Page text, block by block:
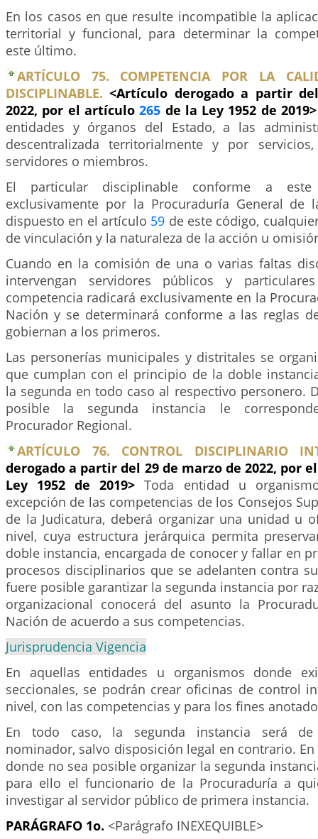
En los casos en que resulte incompatible la
territorial y funcional, para determinar la
este último.
ARTÍCULO 75. COMPETENCIA POR LA
DISCIPLINABLE. <Artículo derogado a partir
2022, por el artículo265 de la Ley 1952 de
entidades y órganos del Estado, a las
descentralizada territorialmente y por
servidores o miembros.
El particular disciplinable conforme a
exclusivamente por la Procuraduría General de
dispuesto en el artículo 59 de este código,
de vinculación y la naturaleza de la acción u
Cuando en la comisión de una o varias faltas
intervengan servidores públicos y
competencia radicará exclusivamente en la
Nación y se determinará conforme a las reglas
gobiernan a los primeros.
Las personerías municipales y distritales se
que cumplan con el principio de la doble
la segunda en todo caso al respectivo personero.
posible la segunda instancia le
Procurador Regional.
ARTÍCULO 76. CONTROL DISCIPLINARIO
derogado a partir del 29 de marzo de 2022, por
Ley 1952 de 2019>Toda entidad u
excepción de las competencias de los Consejos
de la Judicatura, deberá organizar una unidad u
nivel, cuya estructura jerárquica permita
doble instancia, encargada de conocer y fallar en
procesos disciplinarios que se adelanten contra
fuere posible garantizar la segunda instancia por
organizacional conocerá del asunto la
Nación de acuerdo a sus competencias.
Jurisprudencia Vigencia
En aquellas entidades u organismos donde
seccionales, se podrán crear oficinas de control
nivel, con las competencias y para los fines
En todo caso, la segunda instancia será de
nominador, salvo disposición legal en contrario.
donde no sea posible organizar la segunda
para ello el funcionario de la Procuraduría a
investigar al servidor público de primera instancia.
PARÁGRAFO 1o. <Parágrafo INEXEQUIBLE>